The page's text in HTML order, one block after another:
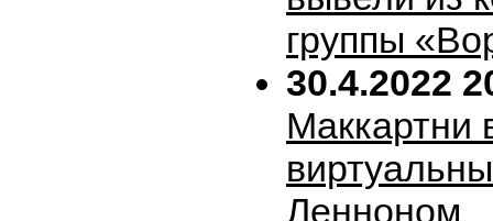
группы
30.4.2022
Маккартни
Ленноном